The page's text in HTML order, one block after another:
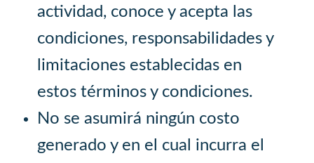
actividad, conoce y acepta las
condiciones, responsabilidades y
limitaciones establecidas en
estos términos y condiciones.
No se asumirá ningún costo
generado y en el cual incurra el